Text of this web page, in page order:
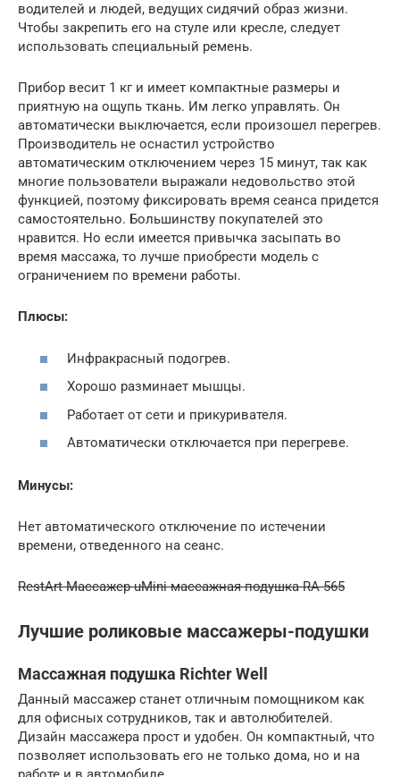
водителей и людей, ведущих сидячий образ жизни.
Чтобы закрепить его на стуле или кресле, следует
использовать специальный ремень.
Прибор весит 1 кг и имеет компактные размеры и
приятную на ощупь ткань. Им легко управлять. Он
автоматически выключается, если произошел перегрев.
Производитель не оснастил устройство
автоматическим отключением через 15 минут, так как
многие пользователи выражали недовольство этой
функцией, поэтому фиксировать время сеанса придется
самостоятельно. Большинству покупателей это
нравится. Но если имеется привычка засыпать во
время массажа, то лучше приобрести модель с
ограничением по времени работы.
Плюсы:
Инфракрасный подогрев.
Хорошо разминает мышцы.
Работает от сети и прикуривателя.
Автоматически отключается при перегреве.
Минусы:
Нет автоматического отключение по истечении
времени, отведенного на сеанс.
RestArt Массажер uMini массажная подушка RA-565
Лучшие роликовые массажеры-подушки
Массажная подушка Richter Well
Данный массажер станет отличным помощником как
для офисных сотрудников, так и автолюбителей.
Дизайн массажера прост и удобен. Он компактный, что
позволяет использовать его не только дома, но и на